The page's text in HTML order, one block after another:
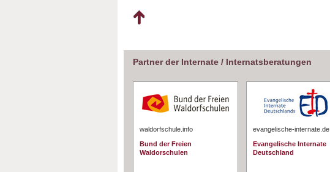
Partner der Internate / Internatsberatungen
waldorfschule.info
Bund der Freien
Waldorschulen
evangelische-internate.de
Evangelische Internate
Deutschland